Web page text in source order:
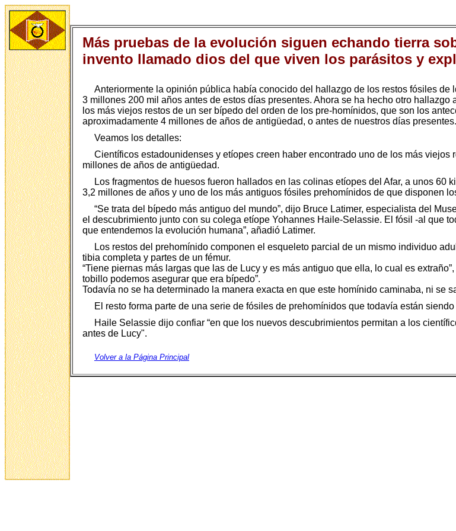
Más pruebas de la evolución siguen echando tierra
invento llamado dios del que viven los parásitos y
Anteriormente la opinión pública había conocido del hallazgo de los restos fósiles
3 millones 200 mil años antes de estos días presentes. Ahora se ha hecho otro
los más viejos restos de un ser bípedo del orden de los pre-homínidos, que son los
aproximadamente 4 millones de años de antigüedad, o antes de nuestros días presentes.
Veamos los detalles:
Científicos estadounidenses y etíopes creen haber encontrado uno de los más
millones de años de antigüedad.
Los fragmentos de huesos fueron hallados en las colinas etíopes del Afar, a unos 60
3,2 millones de años y uno de los más antiguos fósiles prehomínidos de que disponen
“Se trata del bípedo más antiguo del mundo”, dijo Bruce Latimer, especialista del
el descubrimiento junto con su colega etíope Yohannes Haile-Selassie. El fósil -al que
que entendemos la evolución humana”, añadió Latimer.
Los restos del prehomínido componen el esqueleto parcial de un mismo individuo
tibia completa y partes de un fémur.
“Tiene piernas más largas que las de Lucy y es más antiguo que ella, lo cual es
tobillo podemos asegurar que era bípedo”.
Todavía no se ha determinado la manera exacta en que este homínido caminaba, ni se
El resto forma parte de una serie de fósiles de prehomínidos que todavía están
Haile Selassie dijo confiar “en que los nuevos descubrimientos permitan a los
antes de Lucy".
Volver a la Página Principal